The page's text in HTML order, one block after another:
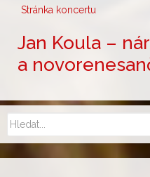
Stránka koncertu
Jan Koula –
a